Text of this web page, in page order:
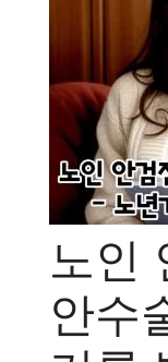
노인
안수